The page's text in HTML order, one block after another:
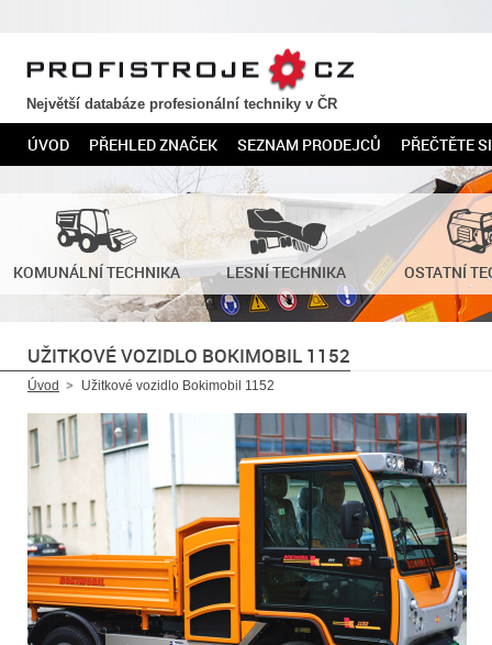
PROFISTROJE.CZ
Největší databáze profesionální techniky v ČR
ÚVOD PŘEHLED ZNAČEK SEZNAM PRODEJCŮ PŘEČTĚTE SI
KOMUNÁLNÍ TECHNIKA LESNÍ TECHNIKA OSTATNÍ
UŽITKOVÉ VOZIDLO BOKIMOBIL 1152
Úvod Užitkové vozidlo Bokimobil 1152